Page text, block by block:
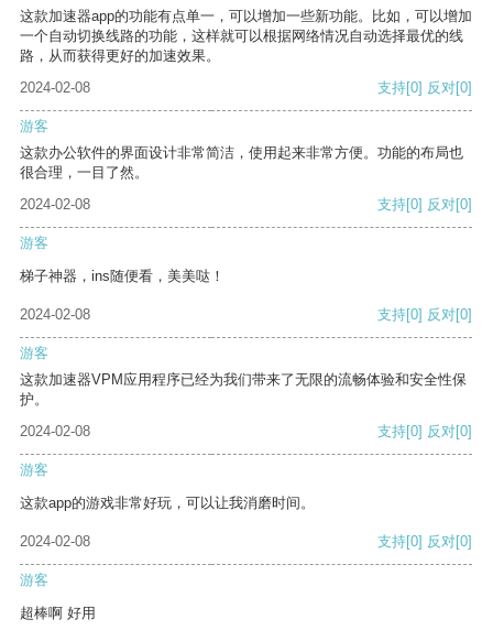
这款加速器app的功能有点单一，可以增加一些新功能。比如，可以增加
一个自动切换线路的功能，这样就可以根据网络情况自动选择最优的线
路，从而获得更好的加速效果。
2024-02-08
支持[0] 反对[0]
游客
这款办公软件的界面设计非常简洁，使用起来非常方便。功能的布局也
很合理，一目了然。
2024-02-08
支持[0] 反对[0]
游客
梯子神器，ins随便看，美美哒！
2024-02-08 支持[0] 反对[0]
游客
这款加速器VPM应用程序已经为我们带来了无限的流畅体验和安全性保
护。
2024-02-08
支持[0] 反对[0]
游客
这款app的游戏非常好玩，可以让我消磨时间。
2024-02-08 支持[0] 反对[0]
游客
超棒啊 好用